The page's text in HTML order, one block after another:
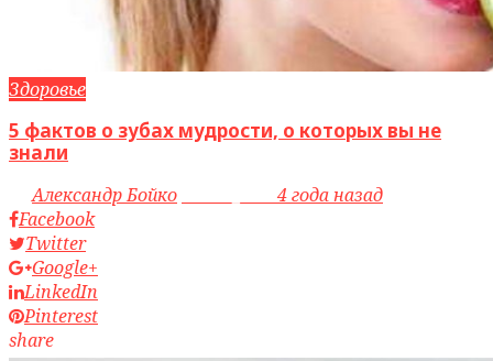
Здоровье
5 фактов о зубах мудрости, о которых вы не
знали
byАлександр Бойко
4 года назад
Facebook
Twitter
Google+
LinkedIn
Pinterest
share